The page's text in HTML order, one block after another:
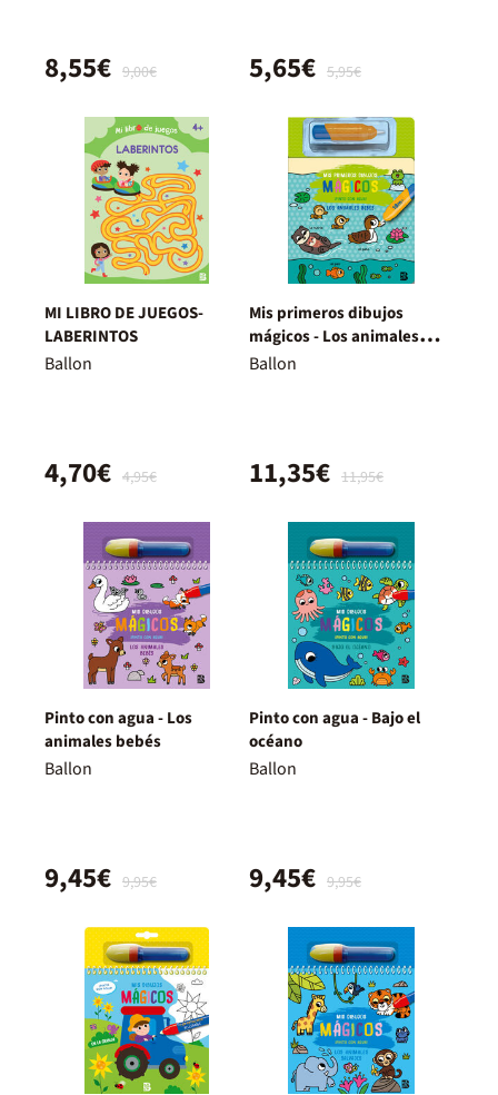
9,00€
8,55€ 5,95€
5,65€
MI LIBRO DE JUEGOS-
LABERINTOS
Ballon
4,95€
4,70€
Mis primeros dibujos
mágicos - Los animales
bebés
Ballon
11,95€
11,35€
Pinto con agua - Los
animales bebés
Ballon
9,95€
9,45€
Pinto con agua - Bajo el
océano
Ballon
9,95€
9,45€